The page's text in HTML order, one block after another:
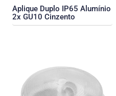
Aplique Duplo IP65 Alumínio
2x GU10 Cinzento